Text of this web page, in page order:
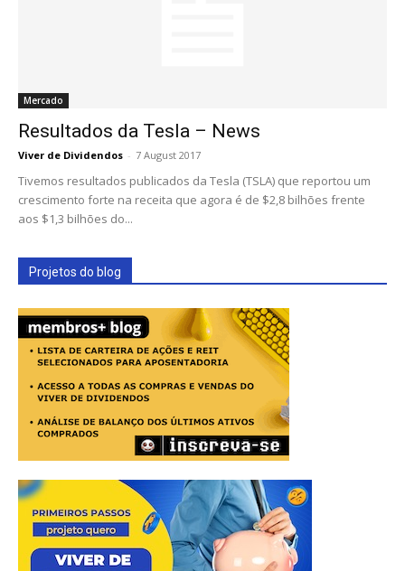
Mercado
Resultados da Tesla – News
Viver de Dividendos - 7 August 2017
Tivemos resultados publicados da Tesla (TSLA) que reportou um
crescimento forte na receita que agora é de $2,8 bilhões frente
aos $1,3 bilhões do...
Projetos do blog